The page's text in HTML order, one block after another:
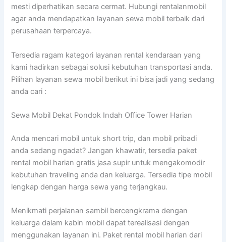
mesti diperhatikan secara cermat. Hubungi rentalanmobil
agar anda mendapatkan layanan sewa mobil terbaik dari
perusahaan terpercaya.
Tersedia ragam kategori layanan rental kendaraan yang
kami hadirkan sebagai solusi kebutuhan transportasi anda.
Pilihan layanan sewa mobil berikut ini bisa jadi yang sedang
anda cari :
Sewa Mobil Dekat Pondok Indah Office Tower Harian
Anda mencari mobil untuk short trip, dan mobil pribadi
anda sedang ngadat? Jangan khawatir, tersedia paket
rental mobil harian gratis jasa supir untuk mengakomodir
kebutuhan traveling anda dan keluarga. Tersedia tipe mobil
lengkap dengan harga sewa yang terjangkau.
Menikmati perjalanan sambil bercengkrama dengan
keluarga dalam kabin mobil dapat terealisasi dengan
menggunakan layanan ini. Paket rental mobil harian dari